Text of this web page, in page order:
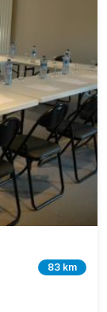
83 km